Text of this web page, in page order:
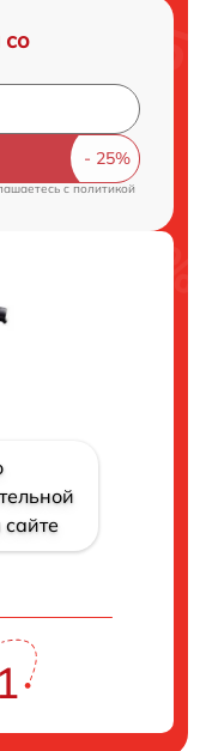
со
cполитикой